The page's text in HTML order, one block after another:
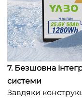
7. Безшовна
системи
Завдяки